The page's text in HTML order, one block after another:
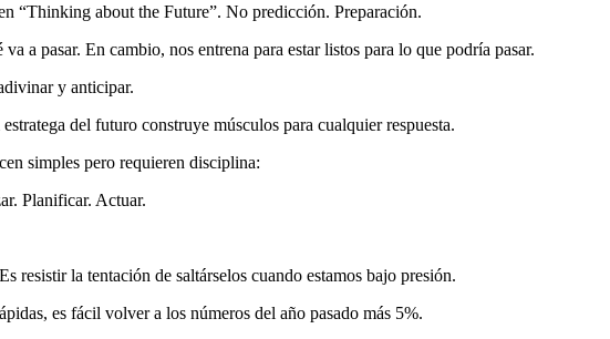
“Thinking about the Future”. No predicción. Preparación.
a pasar. En cambio, nos entrena para estar listos para lo que podría pasar.
y anticipar.
del futuro construye músculos para cualquier respuesta.
simples pero requieren disciplina:
Planificar. Actuar.
resistir la tentación de saltárselos cuando estamos bajo presión.
es fácil volver a los números del año pasado más 5%.